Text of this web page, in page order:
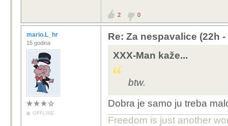
2 0
mario.L_hr
15 godina
OFFLINE
Re: Za nespavalice (22h -
XXX-Man kaže...
btw.
Dobra je samo ju treba
Freedom is just another